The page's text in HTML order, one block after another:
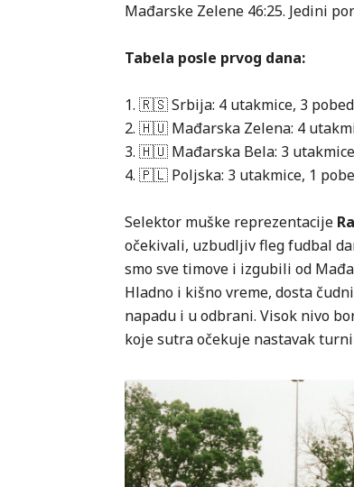
Mađarske Zelene 46:25. Jedini
Tabela posle prvog dana:
1. 🇷🇸 Srbija: 4 utakmice, 3
2. 🇭🇺 Mađarska Zelena: 4
3. 🇭🇺 Mađarska Bela: 3
4. 🇵🇱 Poljska: 3 utakmice, 1
Selektor muške reprezentacije
očekivali, uzbudljiv fleg fudbal
smo sve timove i izgubili od
Hladno i kišno vreme, dosta
napadu i u odbrani. Visok nivo
koje sutra očekuje nastavak